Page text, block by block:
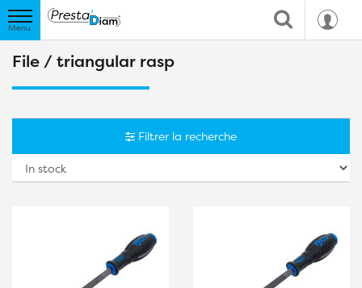
File / triangular rasp
Filtrer la recherche